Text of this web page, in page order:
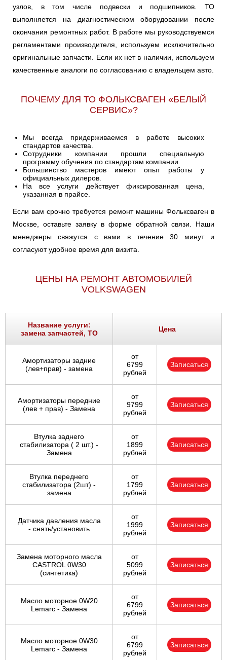
узлов, в том числе подвески и подшипников. ТО
выполняется на диагностическом оборудовании после
окончания ремонтных работ. В работе мы руководствуемся
регламентами производителя, используем исключительно
оригинальные запчасти. Если их нет в наличии, используем
качественные аналоги по согласованию с владельцем авто.
ПОЧЕМУ ДЛЯ ТО ФОЛЬКСВАГЕН «БЕЛЫЙ
СЕРВИС»?
Мы всегда придерживаемся в работе высоких
стандартов качества.
Сотрудники компании прошли специальную
программу обучения по стандартам компании.
Большинство мастеров имеют опыт работы у
официальных дилеров.
На все услуги действует фиксированная цена,
указанная в прайсе.
Если вам срочно требуется ремонт машины Фольксваген в
Москве, оставьте заявку в форме обратной связи. Наши
менеджеры свяжутся с вами в течение 30 минут и
согласуют удобное время для визита.
ЦЕНЫ НА РЕМОНТ АВТОМОБИЛЕЙ
VOLKSWAGEN
Название услуги:
замена запчастей, ТО
Цена
Амортизаторы задние
(лев+прав) - замена
от
6799
рублей
Записаться
Амортизаторы передние
(лев + прав) - Замена
от
9799
рублей
Записаться
Втулка заднего
стабилизатора ( 2 шт.) -
Замена
от
1899
рублей
Записаться
Втулка переднего
стабилизатора (2шт) -
замена
от
1799
рублей
Записаться
Датчика давления масла
- снять/установить
от
1999
рублей
Записаться
Замена моторного масла
CASTROL 0W30
(синтетика)
от
5099
рублей
Записаться
Масло моторное 0W20
Lemarc - Замена
от
6799
рублей
Записаться
Масло моторное 0W30
Lemarc - Замена
от
6799
рублей
Записаться